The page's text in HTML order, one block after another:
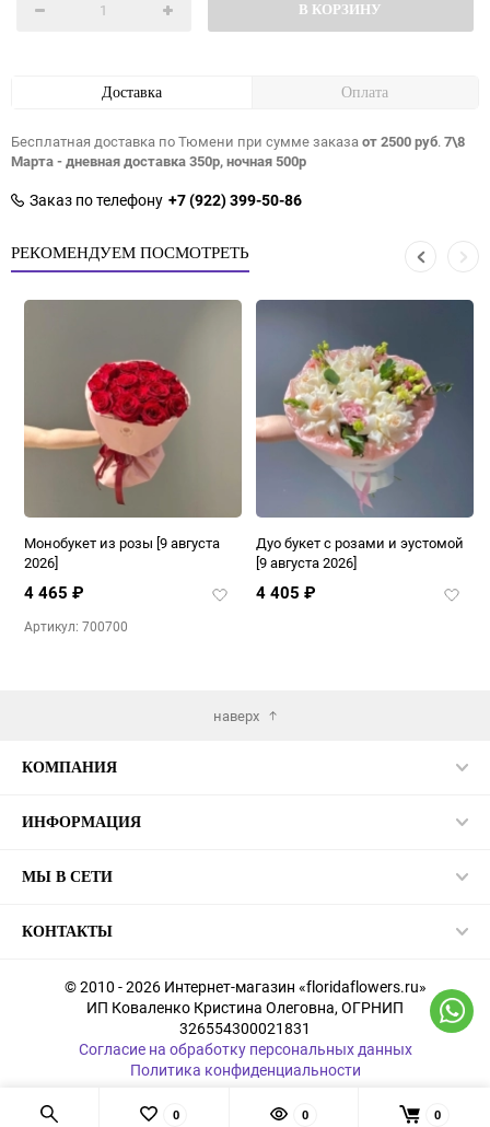
В КОРЗИНУ
Доставка Оплата
Бесплатная доставка по Тюмени при сумме заказаот 2500 руб.7\8
Марта - дневная доставка 350р, ночная 500р
Заказ по телефону +7 (922) 399-50-86
РЕКОМЕНДУЕМ ПОСМОТРЕТЬ
Монобукет из розы [9 августа
2026]
4 465 ₽
Добавить
Артикул: 700700
Дуо букет с розами и эустомой
[9 августа 2026]
4 405 ₽
наверх
КОМПАНИЯ
ИНФОРМАЦИЯ
МЫ В СЕТИ
КОНТАКТЫ
© 2010 - 2026 Интернет-магазин «floridaflowers.ru»
ИП Коваленко Кристина Олеговна, ОГРНИП
326554300021831
Согласие на обработку персональных данных
Политика конфиденциальности
0 0 0